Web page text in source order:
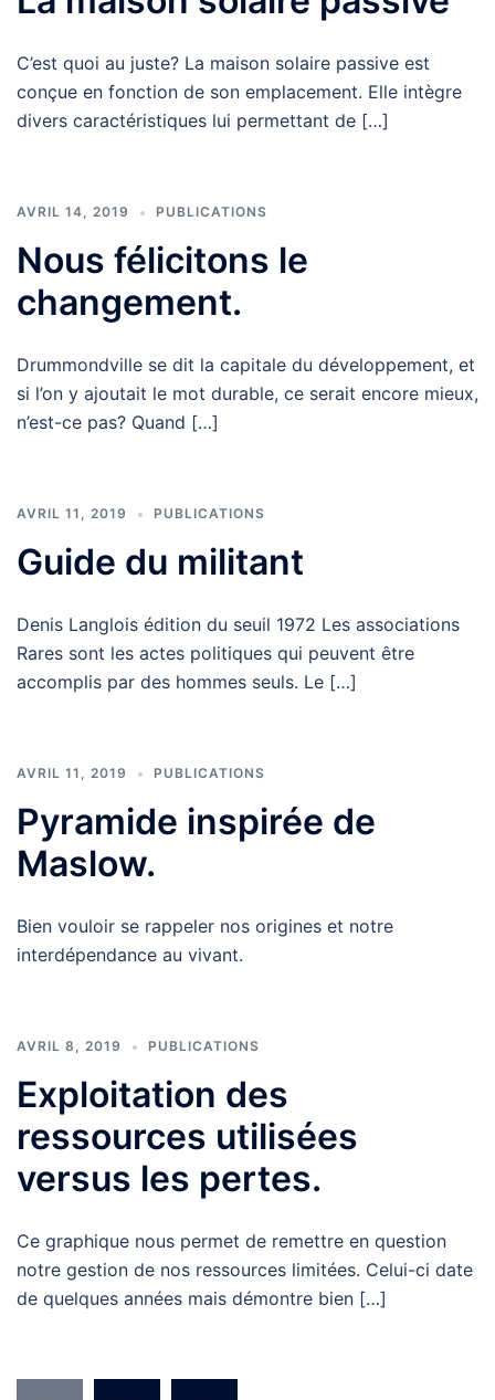
C’est quoi au juste? La maison solaire passive est
conçue en fonction de son emplacement. Elle intègre
divers caractéristiques lui permettant de […]
AVRIL 14, 2019 PUBLICATIONS
Nous félicitons le
changement.
Drummondville se dit la capitale du développement, et
si l’on y ajoutait le mot durable, ce serait encore mieux,
n’est-ce pas? Quand […]
AVRIL 11, 2019 PUBLICATIONS
Guide du militant
Denis Langlois édition du seuil 1972 Les associations
Rares sont les actes politiques qui peuvent être
accomplis par des hommes seuls. Le […]
AVRIL 11, 2019 PUBLICATIONS
Pyramide inspirée de
Maslow.
Bien vouloir se rappeler nos origines et notre
interdépendance au vivant.
AVRIL 8, 2019 PUBLICATIONS
Exploitation des
ressources utilisées
versus les pertes.
Ce graphique nous permet de remettre en question
notre gestion de nos ressources limitées. Celui-ci date
de quelques années mais démontre bien […]